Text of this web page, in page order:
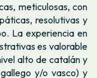
meticulosas, con
resolutivas y
La experiencia en
es valorable
alto de catalán y
y/o vasco) y